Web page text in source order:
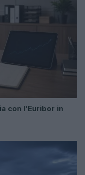
con l’Euribor in